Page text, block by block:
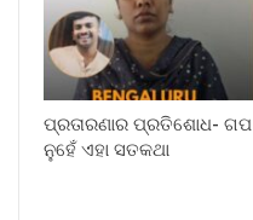
ପ୍ରତାରଣାର ପ୍ରତିଶୋଧ- ଗପ
ନୁହେଁ ଏହା ସତକଥା